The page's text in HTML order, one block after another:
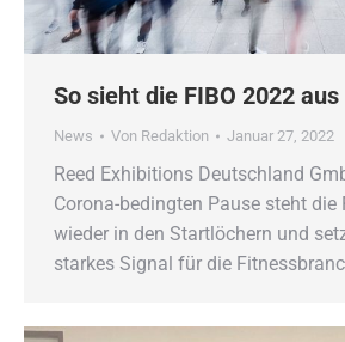
So sieht die FIBO 2022 aus
News Von Redaktion Januar 27, 2022
Reed Exhibitions Deutschland
Corona-bedingten Pause steht die
wieder in den Startlöchern und
starkes Signal für die